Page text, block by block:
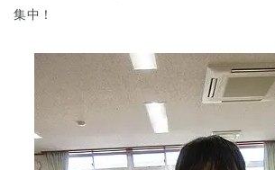
千葉県
集中！